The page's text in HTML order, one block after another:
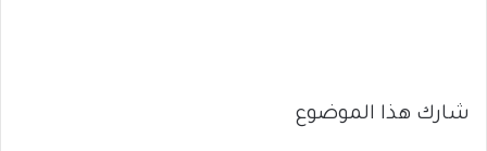
شارك هذا الموضوع